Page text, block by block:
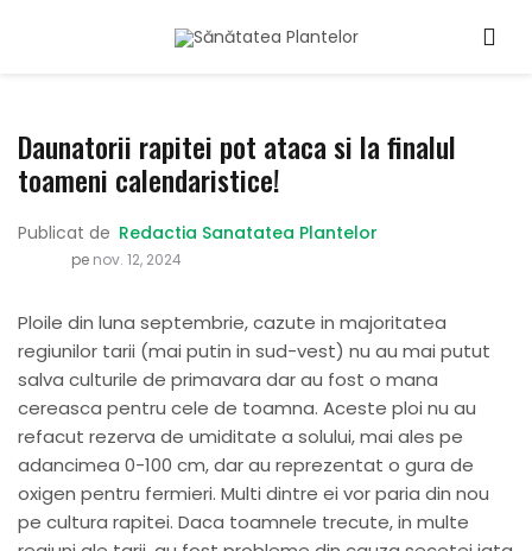
Daunatorii rapitei pot ataca si la finalul
toameni calendaristice!
Publicat de Redactia Sanatatea Plantelor
pe nov. 12, 2024
Ploile din luna septembrie, cazute in majoritatea
regiunilor tarii (mai putin in sud-vest) nu au mai putut
salva culturile de primavara dar au fost o mana
cereasca pentru cele de toamna. Aceste ploi nu au
refacut rezerva de umiditate a solului, mai ales pe
adancimea 0-100 cm, dar au reprezentat o gura de
oxigen pentru fermieri. Multi dintre ei vor paria din nou
pe cultura rapitei. Daca toamnele trecute, in multe